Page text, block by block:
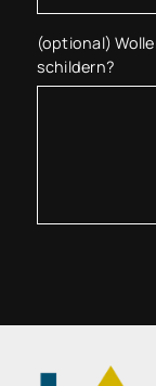
(optional)
schildern?